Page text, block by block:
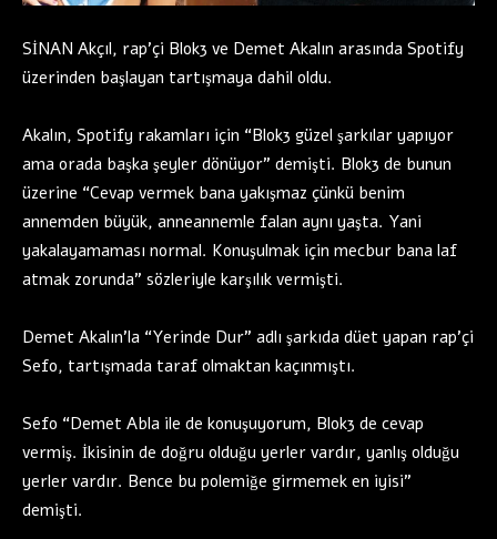
SİNAN Akçıl, rap’çi Blok3 ve Demet Akalın arasında Spotify
üzerinden başlayan tartışmaya dahil oldu.
Akalın, Spotify rakamları için “Blok3 güzel şarkılar yapıyor
ama orada başka şeyler dönüyor” demişti. Blok3 de bunun
üzerine “Cevap vermek bana yakışmaz çünkü benim
annemden büyük, anneannemle falan aynı yaşta. Yani
yakalayamaması normal. Konuşulmak için mecbur bana laf
atmak zorunda” sözleriyle karşılık vermişti.
Demet Akalın’la “Yerinde Dur” adlı şarkıda düet yapan rap’çi
Sefo, tartışmada taraf olmaktan kaçınmıştı.
Sefo “Demet Abla ile de konuşuyorum, Blok3 de cevap
vermiş. İkisinin de doğru olduğu yerler vardır, yanlış olduğu
yerler vardır. Bence bu polemiğe girmemek en iyisi”
demişti.